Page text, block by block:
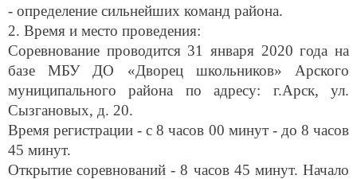
- определение сильнейших команд района.
2. Время и место проведения:
Соревнование проводится 31 января 2020 года на
базе МБУ ДО «Дворец школьников» Арского
муниципального района по адресу: г.Арск, ул.
Сызгановых, д. 20.
Время регистрации - с 8 часов 00 минут - до 8 часов
45 минут.
Открытие соревнований - 8 часов 45 минут. Начало